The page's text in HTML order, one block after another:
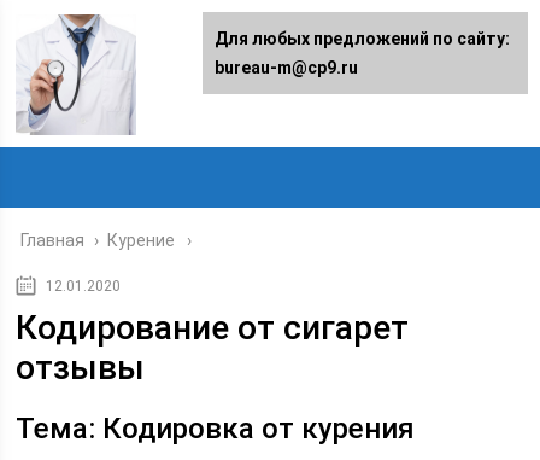
Главная › Курение
12.01.2020
Кодирование от сигарет
отзывы
Тема: Кодировка от курения
Для любых предложений по сайту:
bureau-m@cp9.ru